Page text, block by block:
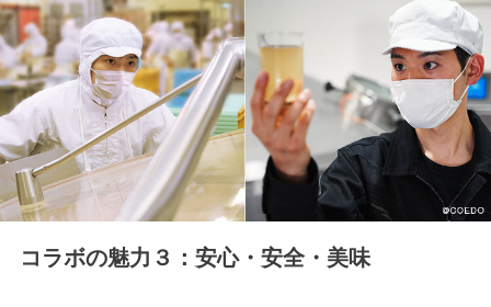
コラボの魅力３：安心・安全・美味